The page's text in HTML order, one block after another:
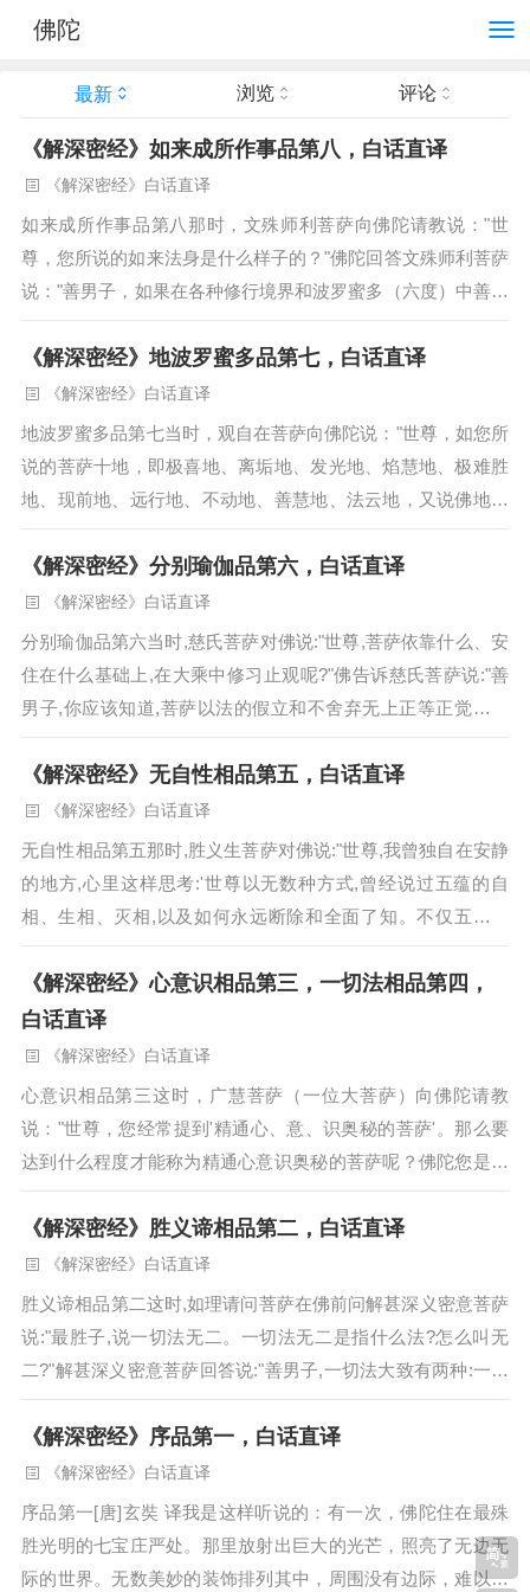
佛陀
最新 浏览 评论
《解深密经》如来成所作事品第八，白话直译
《解深密经》白话直译
如来成所作事品第八那时，文殊师利菩萨向佛陀请教说："世
尊，您所说的如来法身是什么样子的？"佛陀回答文殊师利菩萨
说："善男子，如果在各种修行境界和波罗蜜多（六度）中善于
修行出离，转化依靠而圆满成就，这就是如来法身的特征。你
应该知道，这种特征因为两个原因是不可思议的：一是没...
《解深密经》地波罗蜜多品第七，白话直译
《解深密经》白话直译
地波罗蜜多品第七当时，观自在菩萨向佛陀说："世尊，如您所
说的菩萨十地，即极喜地、离垢地、发光地、焰慧地、极难胜
地、现前地、远行地、不动地、善慧地、法云地，又说佛地为
第十一。这些地有几种清净？包含几个部分？"...
《解深密经》分别瑜伽品第六，白话直译
《解深密经》白话直译
分别瑜伽品第六当时,慈氏菩萨对佛说:"世尊,菩萨依靠什么、安
住在什么基础上,在大乘中修习止观呢?"佛告诉慈氏菩萨说:"善
男子,你应该知道,菩萨以法的假立和不舍弃无上正等正觉的誓
愿为依靠、为安住,在大乘中修习止观。"...
《解深密经》无自性相品第五，白话直译
《解深密经》白话直译
无自性相品第五那时,胜义生菩萨对佛说:"世尊,我曾独自在安静
的地方,心里这样思考:'世尊以无数种方式,曾经说过五蕴的自
相、生相、灭相,以及如何永远断除和全面了知。不仅五蕴如
此,十二处、十二因缘、四食也是如此。以无数种方式曾经说过
四圣谛的自相,以及如何全面了知、永远断除、证悟、修习。...
《解深密经》心意识相品第三，一切法相品第四，
白话直译
《解深密经》白话直译
心意识相品第三这时，广慧菩萨（一位大菩萨）向佛陀请教
说："世尊，您经常提到'精通心、意、识奥秘的菩萨'。那么要
达到什么程度才能称为精通心意识奥秘的菩萨呢？佛陀您是根
据什么标准来认定一个菩萨精通心意识的奥秘的呢？"...
《解深密经》胜义谛相品第二，白话直译
《解深密经》白话直译
胜义谛相品第二这时,如理请问菩萨在佛前问解甚深义密意菩萨
说:"最胜子,说一切法无二。一切法无二是指什么法?怎么叫无
二?"解甚深义密意菩萨回答说:"善男子,一切法大致有两种:一是
有为法,二是无为法。其中有为法既不是有为也不是无为;无为
法也既不是无为也不是有为。"...
《解深密经》序品第一，白话直译
《解深密经》白话直译
序品第一[唐]玄奘 译我是这样听说的：有一次，佛陀住在最殊
胜光明的七宝庄严处。那里放射出巨大的光芒，照亮了无边无
际的世界。无数美妙的装饰排列其中，周围没有边际，难以测